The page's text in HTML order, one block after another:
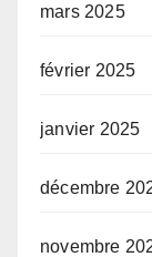
mars 2025
février 2025
janvier 2025
décembre
novembre